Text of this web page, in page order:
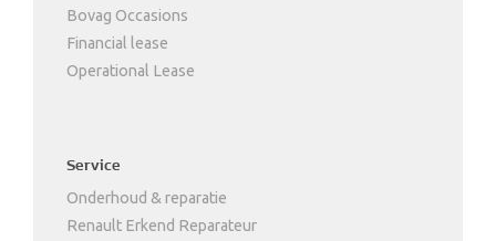
Bovag Occasions
Financial lease
Operational Lease
Service
Onderhoud & reparatie
Renault Erkend Reparateur